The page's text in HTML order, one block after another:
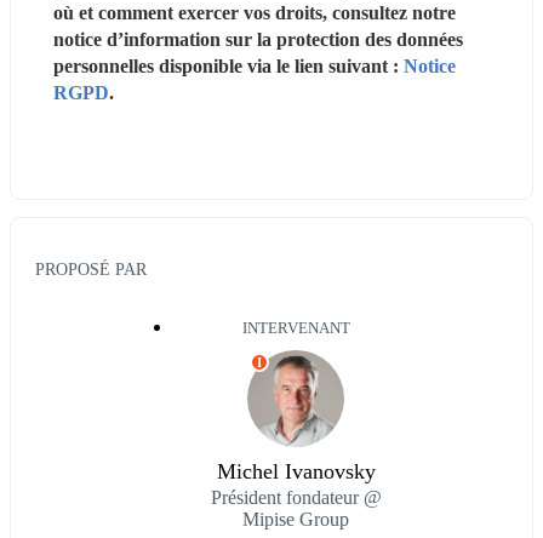
où et comment exercer vos droits, consultez notre
notice d’information sur la protection des données
personnelles disponible via le lien suivant : Notice
RGPD.
PROPOSÉ PAR
INTERVENANT
I
Michel Ivanovsky
Président fondateur @
Mipise Group